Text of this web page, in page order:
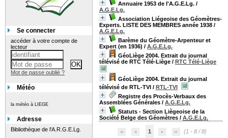
Annuaire 1953 de l'A.G.E.Lg. /
A.G.E.Lg.
Association Liégeoise des Géomètres-
Experts. LISTE DES MEMBRES année 1938 /
A.G.E.Lg.
Barème du Géomètre-Arpenteur et
Expert (en 1936) / A.G.E.Lg.
GéoLiège 2004. Extrait du journal
télévisé de RTC Télé-Liège / RTC Télé-Liège
GéoLiège 2004. Extrait du journal
télévisé de RTL-TVI / RTL-TVI
Registre des Procès-Verbaux des
Assemblées Générales / A.G.E.Lg.
Statuts - Section Liègeoise de la
Société Belge des Géomètres / A.G.E.Lg.
1 (1 - 8 / 8)
Se connecter
accéder à votre compte de
lecteur
Mot de passe oublié ?
Météo
la météo à LIEGE
Adresse
Bibliothèque de l'A.R.G.E.Lg.